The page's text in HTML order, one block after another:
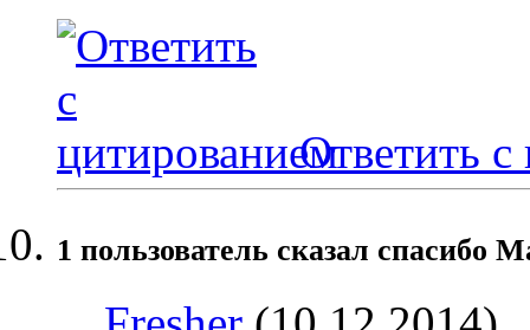
Ответить с
1 пользователь сказал cпасибо